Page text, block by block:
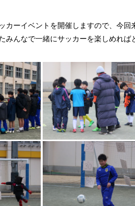
カーイベントを開催しますので、今
みんなで一緒にサッカーを楽しめれば